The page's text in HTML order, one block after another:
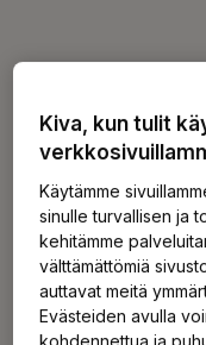
1. Miten
2. Miten
Kiva, kun tulit
Käytämme
sinulle turvallisen ja
kehitämme
välttämättömiä
auttavat meitä
Evästeiden avulla
kohdennettua ja